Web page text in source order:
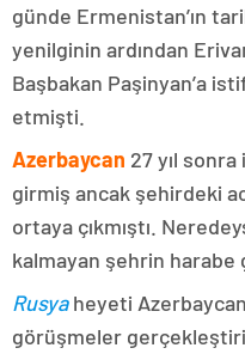
günde Ermenistan’ın
yenilginin ardından
Başbakan Paşinyan’a
etmişti.
Azerbaycan 27 yıl
girmiş ancak şehirdeki
ortaya çıkmıştı.
kalmayan şehrin
Rusyaheyeti
görüşmeler